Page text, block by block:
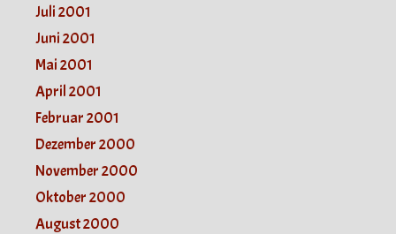
Juli 2001
Juni 2001
Mai 2001
April 2001
Februar 2001
Dezember 2000
November 2000
Oktober 2000
August 2000